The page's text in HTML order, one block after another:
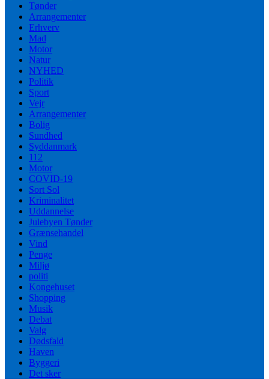
Tønder
Arrangementer
Erhverv
Mad
Motor
Natur
NYHED
Politik
Sport
Vejr
Arrangementer
Bolig
Sundhed
Syddanmark
112
Motor
COVID-19
Sort Sol
Kriminalitet
Uddannelse
Julebyen Tønder
Grænsehandel
Vind
Penge
Miljø
politi
Kongehuset
Shopping
Musik
Debat
Valg
Dødsfald
Haven
Byggeri
Det sker